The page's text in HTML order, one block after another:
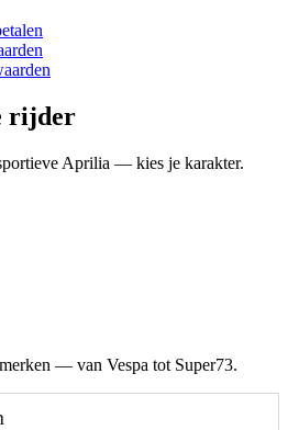
rijder
Aprilia — kies je karakter.
— van Vespa tot Super73.